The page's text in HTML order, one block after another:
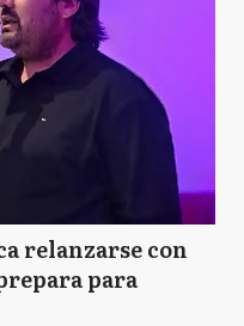
relanzarse con
para